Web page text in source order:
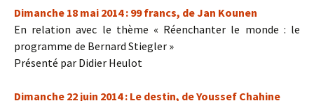
Dimanche 18 mai 2014: 99 francs, de Jan Kounen
En relation avec le thème « Réenchanter le monde : le
programme de Bernard Stiegler »
Présenté par Didier Heulot
Dimanche 22 juin 2014: Le destin, de Youssef Chahine